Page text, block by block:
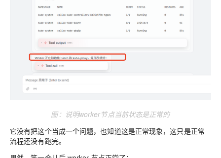
图：说明worker节点当前状态是正常的
它没有把这个当成一个问题，也知道这是正常现象，这只是正常
流程还没有跑完。